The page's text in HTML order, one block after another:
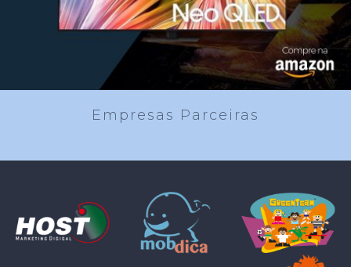
Empresas Parceiras